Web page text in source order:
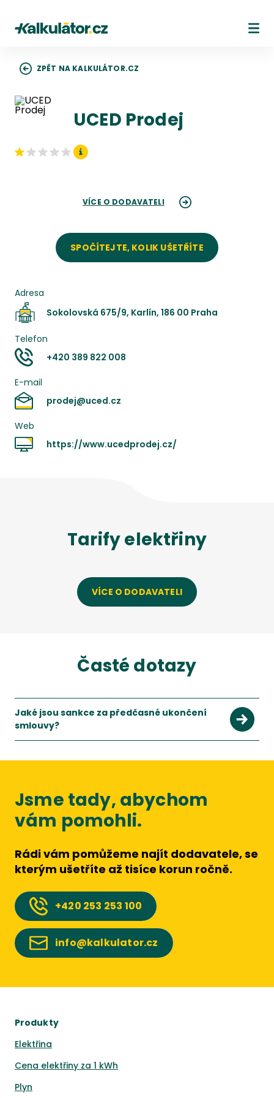
Kalkulátor.cz
ZPĚT NA KALKULÁTOR.CZ
UCED Prodej
VÍCE O DODAVATELI
SPOČÍTEJTE, KOLIK UŠETŘÍTE
Adresa
Sokolovská 675/9, Karlín, 186 00 Praha
Telefon
+420 389 822 008
E-mail
prodej@uced.cz
Web
https://www.ucedprodej.cz/
Tarifyelektřiny
VÍCE O DODAVATELI
Časté dotazy
Jaké jsou sankce za předčasné ukončení
smlouvy?
Výše smluvní sankce se stanoví součinem 50% dohodnuté
Jsme tady, abychom
vám pomohli.
Rádi vám pomůžeme najít dodavatele, se
kterým ušetříte až tisíce korun ročně.
+420 253 253 100
info@kalkulator.cz
Produkty
Elektřina
Cena elektřiny za 1 kWh
Plyn